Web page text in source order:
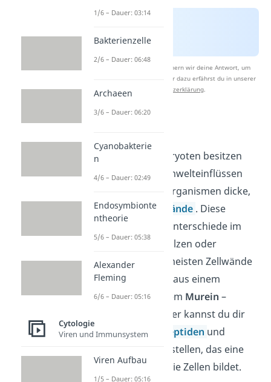
Nach Beantwortung speichern wir deine Antwort, um
Studyflix zu verbessern. Mehr dazu erfährst du in unserer
Datenschutzerklärung.
Die meisten Prokaryoten besitzen
zum Schutz vor Umwelteinflüssen
oder feindlichen Organismen dicke,
relativ steifeZellwände . Diese
weisen deutliche Unterschiede im
Vergleich zu den Pilzen oder
Pflanzen auf. Die meisten Zellwände
der Bakterien sind aus einem
Peptidoglykan – dem Murein –
aufgebaut. Darunter kannst du dir
ein Polymer aus
Peptiden und
Aminozuckern vorstellen, das eine
Art Netzwerk um die Zellen bildet.
1/6 – Dauer: 03:14
Bakterienzelle
2/6 – Dauer: 06:48
Archaeen
3/6 – Dauer: 06:20
Cyanobakterie
n
4/6 – Dauer: 02:49
Endosymbionte
ntheorie
5/6 – Dauer: 05:38
Alexander
Fleming
6/6 – Dauer: 05:16
Cytologie
Viren und Immunsystem
Viren Aufbau
1/5 – Dauer: 05:16